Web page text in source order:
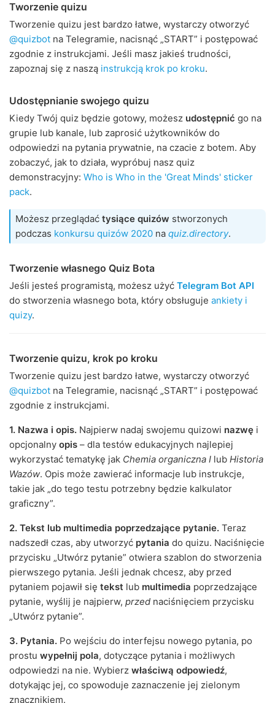
Tworzenie quizu
Tworzenie quizu jest bardzo łatwe, wystarczy otworzyć
@quizbot na Telegramie, nacisnąć „START” i postępować
zgodnie z instrukcjami. Jeśli masz jakieś trudności,
zapoznaj się z naszą instrukcją krok po kroku.
Udostępnianie swojego quizu
Kiedy Twój quiz będzie gotowy, możesz udostępnić go na
grupie lub kanale, lub zaprosić użytkowników do
odpowiedzi na pytania prywatnie, na czacie z botem. Aby
zobaczyć, jak to działa, wypróbuj nasz quiz
demonstracyjny: Who is Who in the 'Great Minds' sticker
pack.
Możesz przeglądać tysiące quizów stworzonych
podczas konkursu quizów 2020 na quiz.directory.
Tworzenie własnego Quiz Bota
Jeśli jesteś programistą, możesz użyć Telegram Bot API
do stworzenia własnego bota, który obsługuje ankiety i
quizy.
Tworzenie quizu, krok po kroku
Tworzenie quizu jest bardzo łatwe, wystarczy otworzyć
@quizbot na Telegramie, nacisnąć „START” i postępować
zgodnie z instrukcjami.
1. Nazwa i opis. Najpierw nadaj swojemu quizowi nazwę i
opcjonalny opis – dla testów edukacyjnych najlepiej
wykorzystać tematykę jak Chemia organiczna I lub Historia
Wazów. Opis może zawierać informacje lub instrukcje,
takie jak „do tego testu potrzebny będzie kalkulator
graficzny”.
2. Tekst lub multimedia poprzedzające pytanie. Teraz
nadszedł czas, aby utworzyć pytania do quizu. Naciśnięcie
przycisku „Utwórz pytanie” otwiera szablon do stworzenia
pierwszego pytania. Jeśli jednak chcesz, aby przed
pytaniem pojawił się tekst lub multimedia poprzedzające
pytanie, wyślij je najpierw, przed naciśnięciem przycisku
„Utwórz pytanie”.
3. Pytania. Po wejściu do interfejsu nowego pytania, po
prostu wypełnij pola, dotyczące pytania i możliwych
odpowiedzi na nie. Wybierz właściwą odpowiedź,
dotykając jej, co spowoduje zaznaczenie jej zielonym
znacznikiem.